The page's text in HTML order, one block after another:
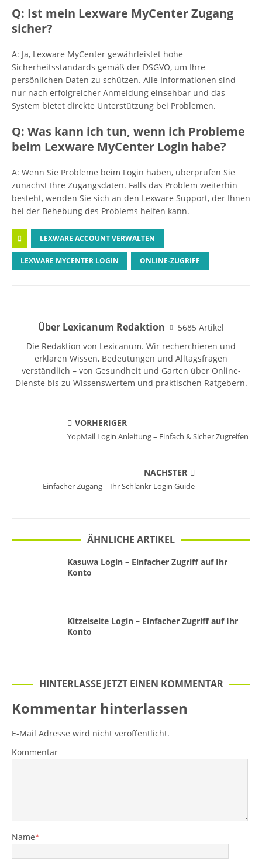
Q: Ist mein Lexware MyCenter Zugang
sicher?
A: Ja, Lexware MyCenter gewährleistet hohe
Sicherheitsstandards gemäß der DSGVO, um Ihre
persönlichen Daten zu schützen. Alle Informationen sind
nur nach erfolgreicher Anmeldung einsehbar und das
System bietet direkte Unterstützung bei Problemen.
Q: Was kann ich tun, wenn ich Probleme
beim Lexware MyCenter Login habe?
A: Wenn Sie Probleme beim Login haben, überprüfen Sie
zunächst Ihre Zugangsdaten. Falls das Problem weiterhin
besteht, wenden Sie sich an den Lexware Support, der Ihnen
bei der Behebung des Problems helfen kann.
LEXWARE ACCOUNT VERWALTEN
LEXWARE MYCENTER LOGIN ONLINE-ZUGRIFF
Über Lexicanum Redaktion
5685 Artikel
Die Redaktion von Lexicanum. Wir recherchieren und
erklären Wissen, Bedeutungen und Alltagsfragen
verständlich – von Gesundheit und Garten über Online-
Dienste bis zu Wissenswertem und praktischen Ratgebern.
VORHERIGER
YopMail Login Anleitung – Einfach & Sicher Zugreifen
NÄCHSTER
Einfacher Zugang – Ihr Schlankr Login Guide
ÄHNLICHE ARTIKEL
Kasuwa Login – Einfacher Zugriff auf Ihr
Konto
Kitzelseite Login – Einfacher Zugriff auf Ihr
Konto
HINTERLASSE JETZT EINEN KOMMENTAR
Kommentar hinterlassen
E-Mail Adresse wird nicht veröffentlicht.
Kommentar
Name*